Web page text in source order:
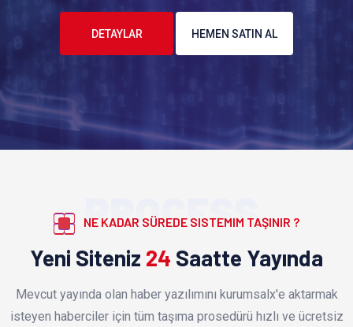
DETAYLAR HEMEN SATIN AL
PROCESS
NE KADAR SÜREDE SISTEMIM TAŞINIR ?
Yeni Siteniz 24 Saatte Yayında
Mevcut yayında olan haber yazılımını kurumsalx'e aktarmak
isteyen haberciler için tüm taşıma prosedürü hızlı ve ücretsiz